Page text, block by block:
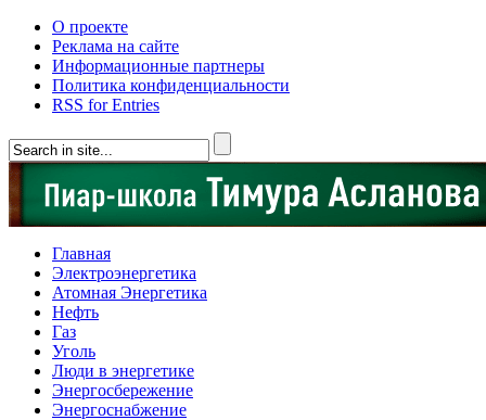
О проекте
Реклама на сайте
Информационные партнеры
Политика конфиденциальности
RSS for Entries
Главная
Электроэнергетика
Атомная Энергетика
Нефть
Газ
Уголь
Люди в энергетике
Энергосбережение
Энергоснабжение